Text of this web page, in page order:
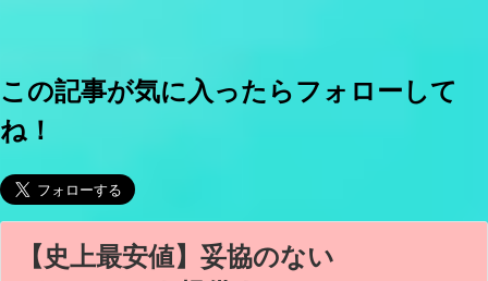
この記事が気に入ったらフォローして
ね！
【史上最安値】妥協のない